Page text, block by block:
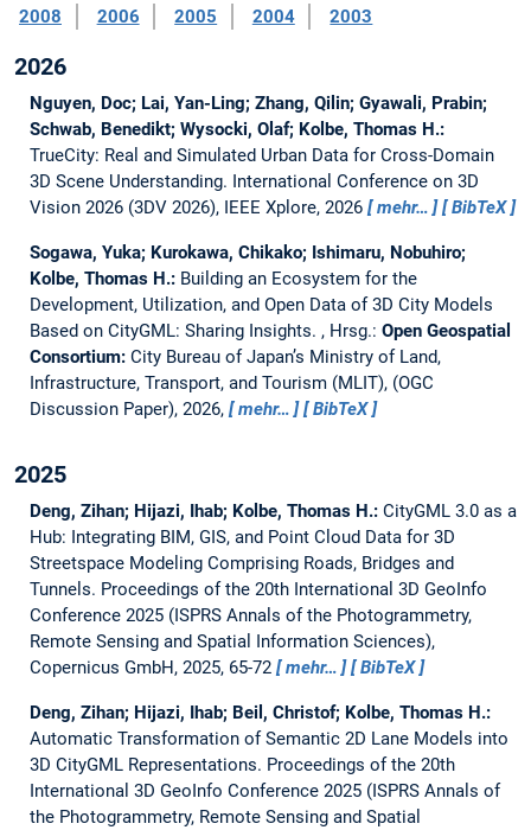
2008 2006 2005 2004 2003
2026
Nguyen, Doc; Lai, Yan-Ling; Zhang, Qilin; Gyawali, Prabin;
Schwab, Benedikt; Wysocki, Olaf; Kolbe, Thomas H.:
TrueCity: Real and Simulated Urban Data for Cross-Domain
3D Scene Understanding. International Conference on 3D
Vision 2026 (3DV 2026), IEEE Xplore, 2026
mehr… BibTeX
Sogawa, Yuka; Kurokawa, Chikako; Ishimaru, Nobuhiro;
Kolbe, Thomas H.: Building an Ecosystem for the
Development, Utilization, and Open Data of 3D City Models
Based on CityGML: Sharing Insights. , Hrsg.: Open Geospatial
Consortium: City Bureau of Japan’s Ministry of Land,
Infrastructure, Transport, and Tourism (MLIT), (OGC
Discussion Paper), 2026,
mehr… BibTeX
2025
Deng, Zihan; Hijazi, Ihab; Kolbe, Thomas H.: CityGML 3.0 as a
Hub: Integrating BIM, GIS, and Point Cloud Data for 3D
Streetspace Modeling Comprising Roads, Bridges and
Tunnels. Proceedings of the 20th International 3D GeoInfo
Conference 2025 (ISPRS Annals of the Photogrammetry,
Remote Sensing and Spatial Information Sciences),
Copernicus GmbH, 2025, 65-72
mehr… BibTeX
Deng, Zihan; Hijazi, Ihab; Beil, Christof; Kolbe, Thomas H.:
Automatic Transformation of Semantic 2D Lane Models into
3D CityGML Representations. Proceedings of the 20th
International 3D GeoInfo Conference 2025 (ISPRS Annals of
the Photogrammetry, Remote Sensing and Spatial